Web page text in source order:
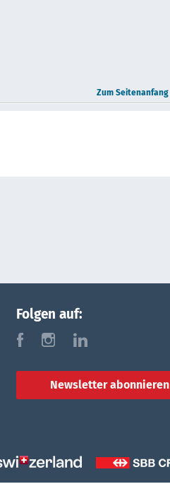
Zum Seitenanfang
Folgen auf:
f i l
Newsletter abonnieren